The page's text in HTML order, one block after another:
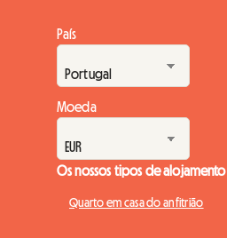
País
Moeda
Os nossos tipos de alojamento
Quarto em casa do anfitrião